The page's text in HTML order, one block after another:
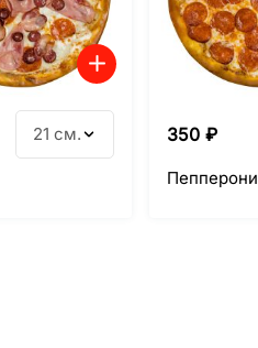
21 см. 350 ₽
Пепперони